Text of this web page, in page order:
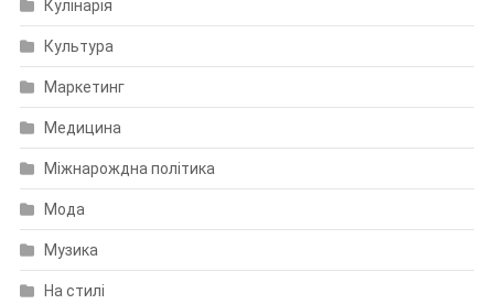
Кулінарія
Культура
Маркетинг
Медицина
Міжнарождна політика
Мода
Музика
На стилі